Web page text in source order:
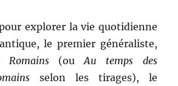
explorer la vie quotidienne
le premier généraliste,
(ouAu temps des
selon les tirages), le